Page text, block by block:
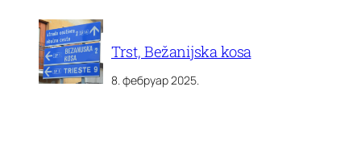
Trst, Bežanijska kosa
8. фебруар 2025.